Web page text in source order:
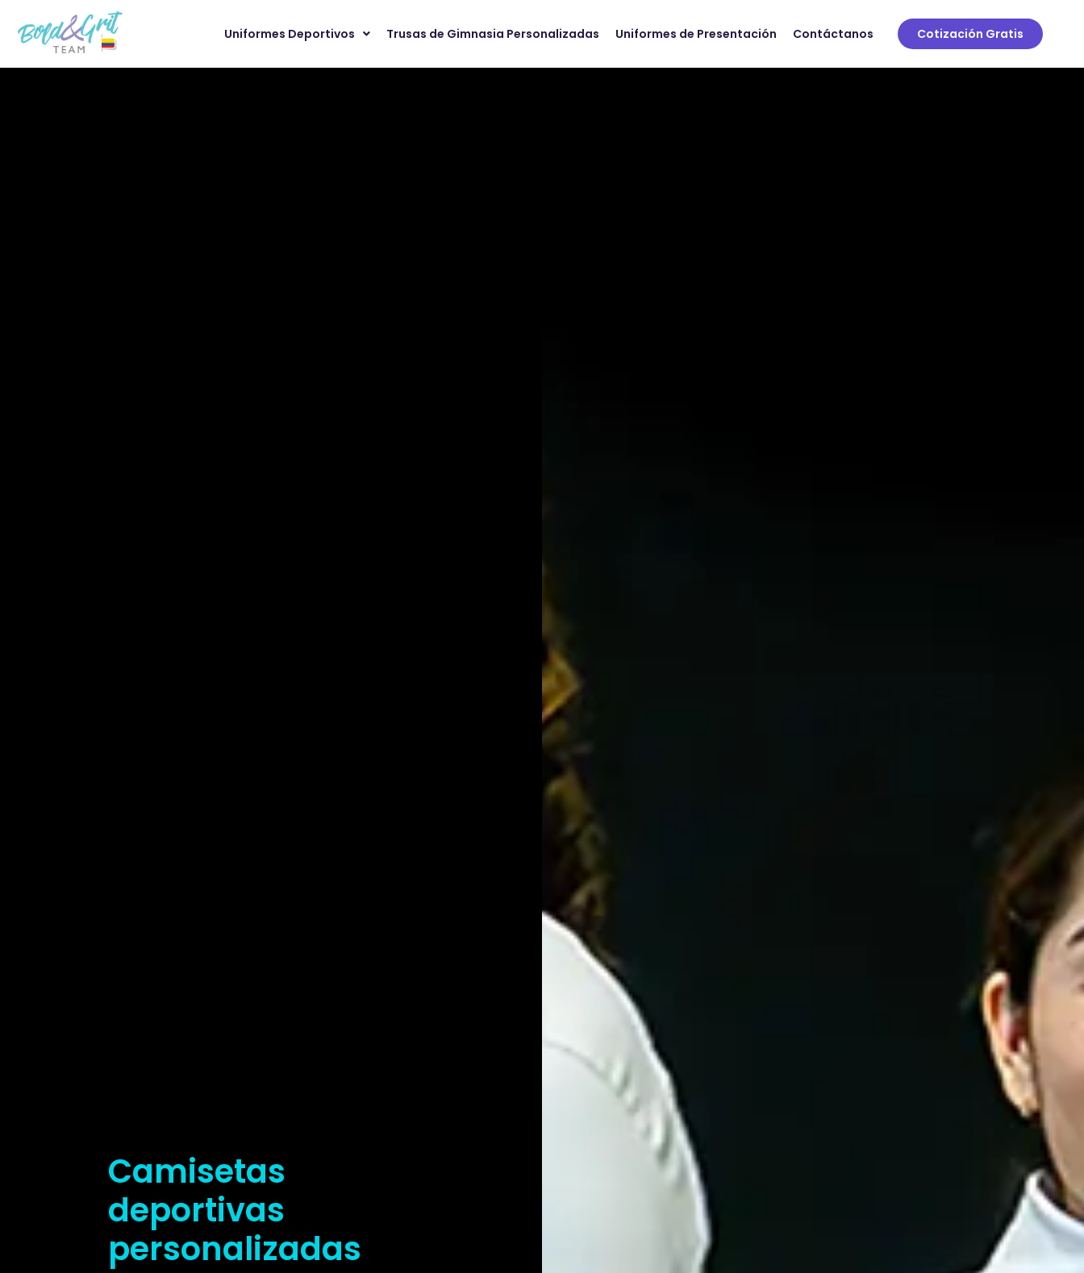
Uniformes Deportivos Trusas de Gimnasia Personalizadas Uniformes de Presentación Contáctanos Cotización Gratis
Camisetas
deportivas
personalizadas